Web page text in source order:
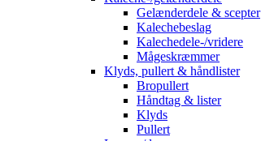
Gelænderdele & scepter
Kalechebeslag
Kalechedele-/vridere
Mågeskræmmer
Klyds, pullert & håndlister
Bropullert
Håndtag & lister
Klyds
Pullert